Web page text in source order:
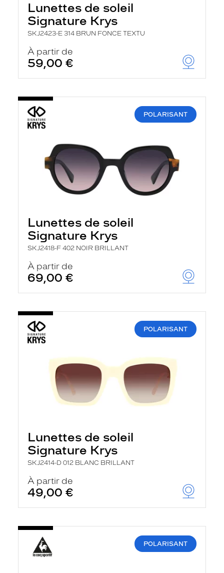
Lunettes de soleil
Signature Krys
SKJ2423-E 314 BRUN FONCE TEXTU
À partir de
59,00 €
POLARISANT
Lunettes de soleil
Signature Krys
SKJ2418-F 402 NOIR BRILLANT
À partir de
69,00 €
POLARISANT
Lunettes de soleil
Signature Krys
SKJ2414-D 012 BLANC BRILLANT
À partir de
49,00 €
POLARISANT